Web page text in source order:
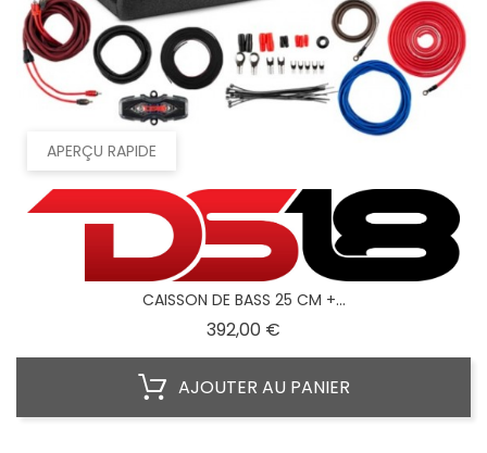
APERÇU RAPIDE
CAISSON DE BASS 25 CM +...
392,00 €
AJOUTER AU PANIER